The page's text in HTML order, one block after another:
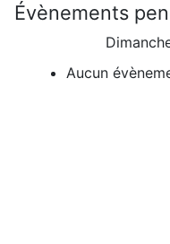
Évènements
Aucun